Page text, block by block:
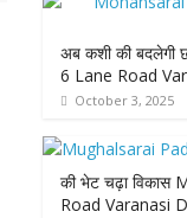
अब कशी की
6 Lane Road
October 3, 2025
की भेट चढ़ा
Road Varanasi